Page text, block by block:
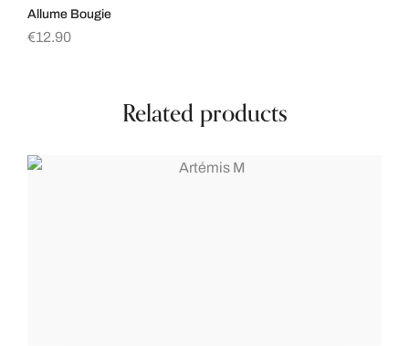
Allume Bougie
€12.90
Related products